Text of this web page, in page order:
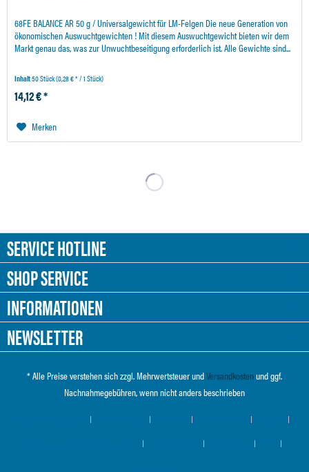
68FE BALANCE AR 50 g / Universalgewicht für LM-Felgen Die neue Generation von
ökonomischen Auswuchtgewichten ! Mit diesem Auswuchtgewicht bieten wir dem
Markt genau das, was zur Unwuchtbeseitigung erforderlich ist. Alle Gewichte sind...
Inhalt50 Stück(0,28 € * / 1 Stück)
14,12 € *
Merken
SERVICE HOTLINE
SHOP SERVICE
INFORMATIONEN
NEWSLETTER
* Alle Preise verstehen sich zzgl. Mehrwertsteuer undVersandkostenund ggf.
Nachnahmegebühren, wenn nicht anders beschrieben